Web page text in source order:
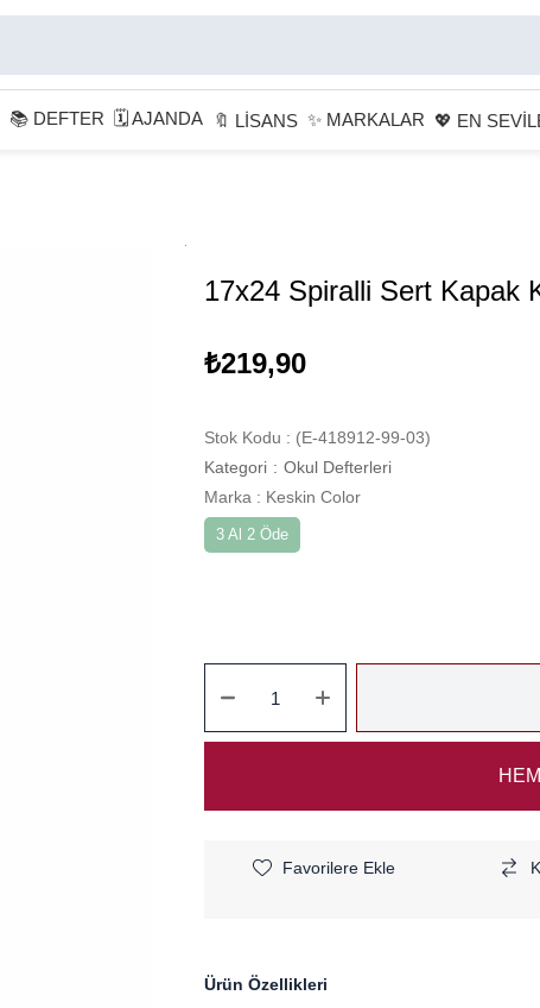
📚 DEFTER 🗓 AJANDA 🔖 LİSANS ✨ MARKALAR 💖 EN
17x24 Spiralli Sert Kapak
₺219,90
Stok Kodu
(E-418912-99-03)
Kategori : Okul Defterleri
Marka : Keskin Color
3 Al 2 Öde
Favorilere Ekle
Ürün Özellikleri